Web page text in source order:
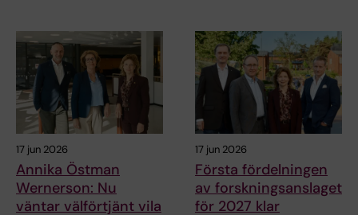
17 jun 2026
Annika Östman
Wernerson: Nu
väntar välförtjänt vila
17 jun 2026
Första fördelningen
av forskningsanslaget
för 2027 klar